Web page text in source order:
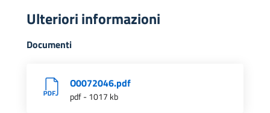
Ulteriori informazioni
Documenti
O0072046.pdf
pdf - 1017 kb